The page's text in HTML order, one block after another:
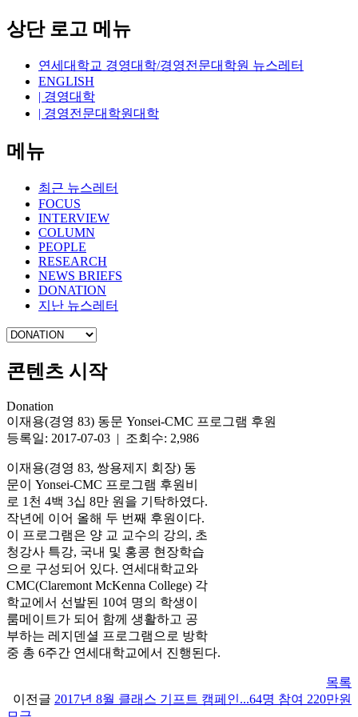
상단 로고 메뉴
연세대학교 경영대학/경영전문대학원 뉴스레터
ENGLISH
| 경영대학
| 경영전문대학원대학
메뉴
최근 뉴스레터
FOCUS
INTERVIEW
COLUMN
PEOPLE
RESEARCH
NEWS BRIEFS
DONATION
지난 뉴스레터
콘텐츠 시작
Donation
이재용(경영 83) 동문 Yonsei-CMC 프로그램 후원
등록일: 2017-07-03 | 조회수: 2,986
이재용(경영 83, 쌍용제지 회장) 동
문이 Yonsei-CMC 프로그램 후원비
로 1천 4백 3십 8만 원을 기탁하였다.
작년에 이어 올해 두 번째 후원이다.
이 프로그램은 양 교 교수의 강의, 초
청강사 특강, 국내 및 홍콩 현장학습
으로 구성되어 있다. 연세대학교와
CMC(Claremont McKenna College) 각
학교에서 선발된 10여 명의 학생이
룸메이트가 되어 함께 생활하고 공
부하는 레지덴셜 프로그램으로 방학
중 총 6주간 연세대학교에서 진행된다.
목록
이전글 2017년 8월 클래스 기프트 캠페인...64명 참여 220만원